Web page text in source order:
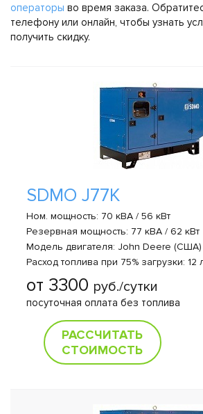
операторы во время заказа.
телефону или онлайн, чтобы узнать
получить скидку.
SDMO J77K
Ном. мощность: 70 кВА / 56 кВт
Резервная мощность: 77 кВА / 62 кВт
Модель двигателя: John Deere (США)
Расход топлива при 75% загрузки: 12
от 3300 руб./сутки
посуточная оплата без топлива
РАССЧИТАТЬ
СТОИМОСТЬ